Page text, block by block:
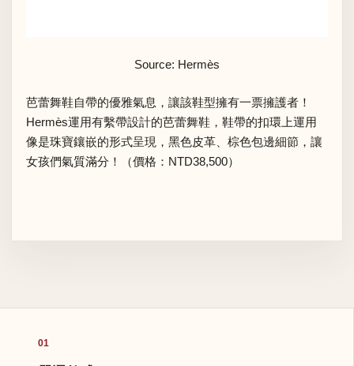
Source: Hermès
芭蕾舞鞋自帶的優雅氣息，讓該鞋型擁有一票擁護者！
Hermès運用有繫帶設計的芭蕾舞鞋，鞋帶的扣環上運用
像是珠寶鑲嵌的形式呈現，黑色皮革、棕色包邊細節，讓
女孩們氣質滿分！（價格：NTD38,500）
01